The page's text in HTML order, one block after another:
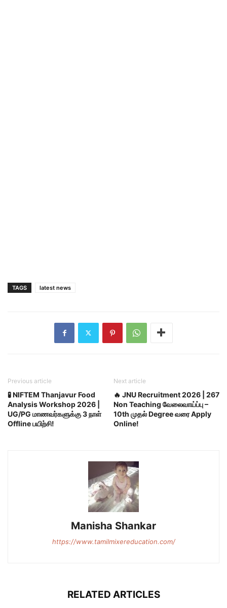
TAGS latest news
Previous article
🧪 NIFTEM Thanjavur Food
Analysis Workshop 2026 |
UG/PG மாணவர்களுக்கு 3 நாள்
Offline பயிற்சி!
Next article
🔥 JNU Recruitment 2026 | 267
Non Teaching வேலைவாய்ப்பு –
10th முதல் Degree வரை Apply
Online!
Manisha Shankar
https://www.tamilmixereducation.com/
RELATED ARTICLES